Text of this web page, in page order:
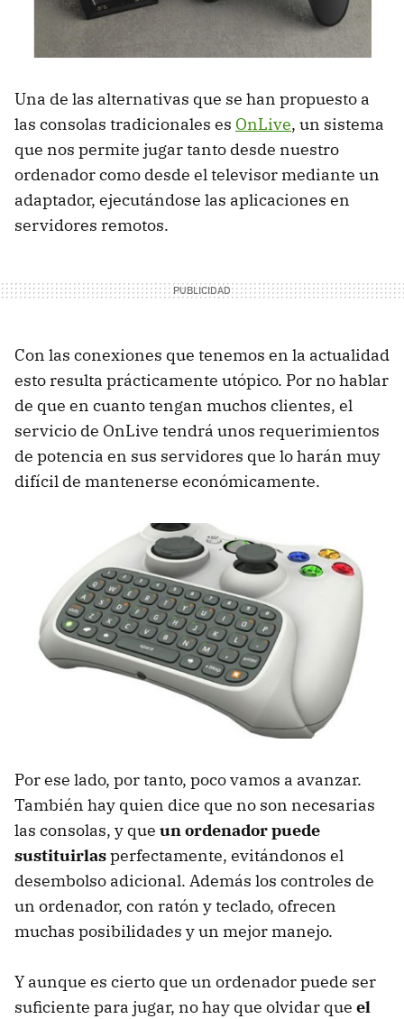
Una de las alternativas que se han propuesto a
las consolas tradicionales es OnLive, un sistema
que nos permite jugar tanto desde nuestro
ordenador como desde el televisor mediante un
adaptador, ejecutándose las aplicaciones en
servidores remotos.
Con las conexiones que tenemos en la actualidad
esto resulta prácticamente utópico. Por no hablar
de que en cuanto tengan muchos clientes, el
servicio de OnLive tendrá unos requerimientos
de potencia en sus servidores que lo harán muy
difícil de mantenerse económicamente.
Por ese lado, por tanto, poco vamos a avanzar.
También hay quien dice que no son necesarias
las consolas, y que un ordenador puede
sustituirlasperfectamente, evitándonos el
desembolso adicional. Además los controles de
un ordenador, con ratón y teclado, ofrecen
muchas posibilidades y un mejor manejo.
Y aunque es cierto que un ordenador puede ser
suficiente para jugar, no hay que olvidar que el